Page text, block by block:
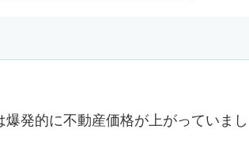
発的に不動産価格が上がっていまし